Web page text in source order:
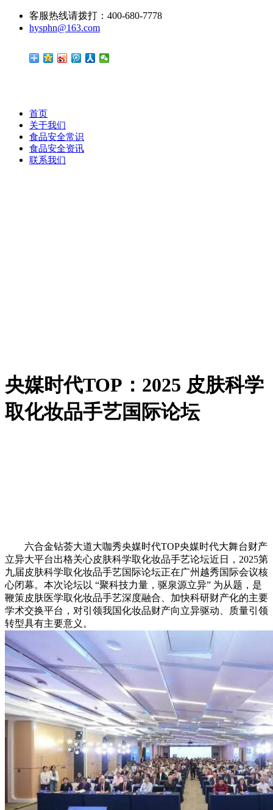
客服热线请拨打：400-680-7778
hysphn@163.com
首页
关于我们
食品安全常识
食品安全资讯
联系我们
央媒时代TOP：2025 皮肤科学
取化妆品手艺国际论坛
六合金钻荟大道大咖秀央媒时代TOP央媒时代大舞台财产
立异大平台出格关心皮肤科学取化妆品手艺论坛近日，2025第
九届皮肤科学取化妆品手艺国际论坛正在广州越秀国际会议核
心闭幕。本次论坛以 “聚科技力量，驱泉源立异” 为从题，是
鞭策皮肤医学取化妆品手艺深度融合、加快科研财产化的主要
学术交换平台，对引领我国化妆品财产向立异驱动、质量引领
转型具有主要意义。